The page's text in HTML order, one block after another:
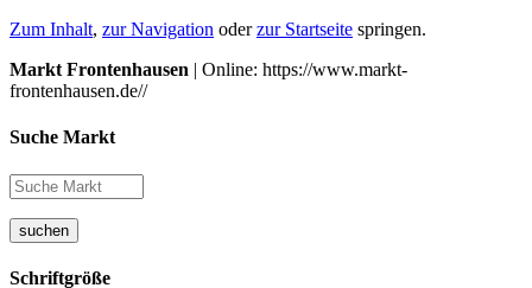
Zum Inhalt, zur Navigation oderzur Startseite springen.
Markt Frontenhausen | Online: https://www.markt-
frontenhausen.de//
Suche Markt
suchen
Schriftgröße